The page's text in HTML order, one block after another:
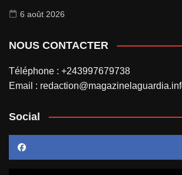
6 août 2026
NOUS CONTACTER
Téléphone : +243997679738
Email :
Social